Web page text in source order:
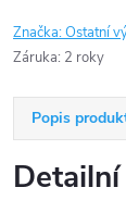
Značka:Ostatní
Záruka: 2 roky
Popis